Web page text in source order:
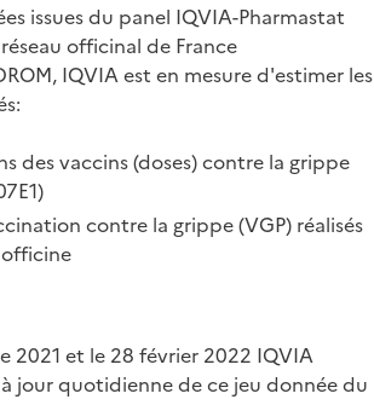
issues du panel IQVIA-Pharmastat
officinal de France
IQVIA est en mesure d'estimer les
des vaccins (doses) contre la grippe
contre la grippe (VGP) réalisés
2021 et le 28 février 2022 IQVIA
jour quotidienne de ce jeu donnée du